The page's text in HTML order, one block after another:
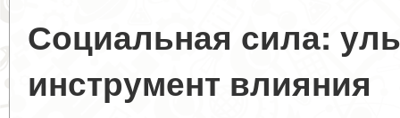
Социальная сила:
инструмент влияния